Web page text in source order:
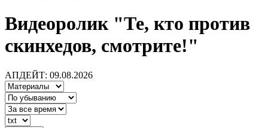
Видеоролик "Те, кто против
скинхедов, смотрите!"
АПДЕЙТ: 09.08.2026